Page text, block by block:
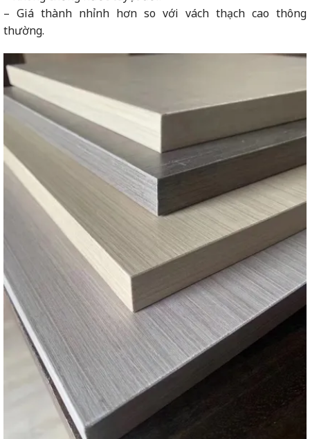
– Giá thành nhỉnh hơn so với vách thạch cao thông
thường.